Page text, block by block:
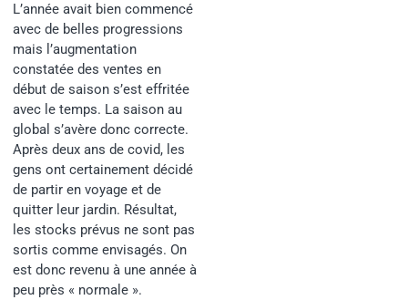
L’année avait bien commencé
avec de belles progressions
mais l’augmentation
constatée des ventes en
début de saison s’est effritée
avec le temps. La saison au
global s’avère donc correcte.
Après deux ans de covid, les
gens ont certainement décidé
de partir en voyage et de
quitter leur jardin. Résultat,
les stocks prévus ne sont pas
sortis comme envisagés. On
est donc revenu à une année à
peu près « normale ».